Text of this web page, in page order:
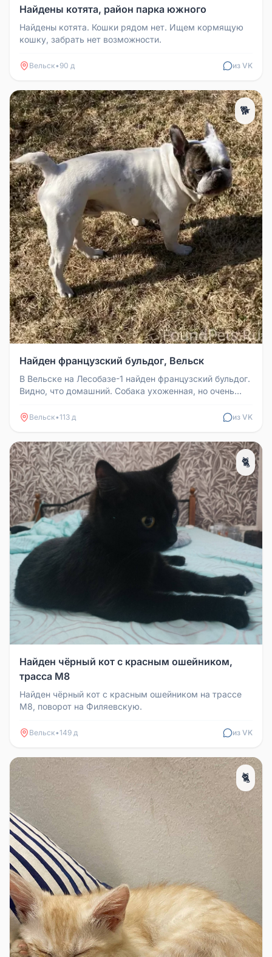
Найдены котята, район парка южного
Найдены котята. Кошки рядом нет. Ищем кормящую
кошку, забрать нет возможности.
Вельск• 90 д из VK
🐕
Найден французский бульдог, Вельск
В Вельске на Лесобазе-1 найден французский бульдог.
Видно, что домашний. Собака ухоженная, но очень
Вельск•113 д из VK
🐈
Найден чёрный кот с красным ошейником,
трасса М8
Найден чёрный кот с красным ошейником на трассе
М8, поворот на Филяевскую.
Вельск•149 д из VK
🐈